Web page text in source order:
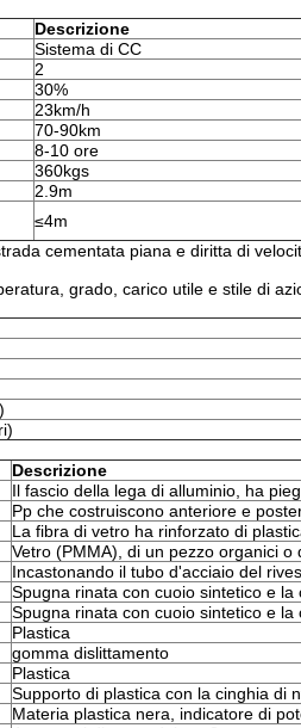
Descrizione
Sistema di CC
2
30%
23km/h
70-90km
8-10 ore
360kgs
2.9m
≤4m
cementata piana e diritta di
grado, carico utile e stile di
Descrizione
Il fascio della lega di alluminio, ha
Pp che costruiscono anteriore e
La fibra di vetro ha rinforzato di
Vetro (PMMA), di un pezzo organici o
Incastonando il tubo d'acciaio del
Spugna rinata con cuoio sintetico e
Spugna rinata con cuoio sintetico e la
Plastica
gomma dislittamento
Plastica
Supporto di plastica con la cinghia di
Materia plastica nera, indicatore di